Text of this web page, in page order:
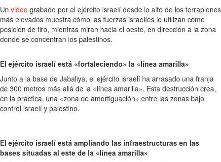
Un video grabado por el ejército israelí desde lo alto de los terraplenes
más elevados muestra cómo las fuerzas israelíes lo utilizan como
posición de tiro, mientras miran hacia el oeste, en dirección a la zona
donde se concentran los palestinos.
El ejército israelí está «fortaleciendo» la «línea amarilla»
Junto a la base de Jabaliya, el ejército israelí ha arrasado una franja
de 300 metros más allá de la «línea amarilla». Esta destrucción crea,
en la práctica, una «zona de amortiguación» entre las zonas bajo
control israelí y palestino.
El ejército israelí está ampliando las infraestructuras en las
bases situadas al este de la «línea amarilla»